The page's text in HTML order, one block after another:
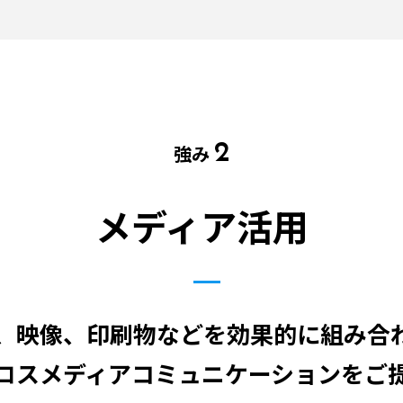
強み 2
メディア活用
映像、印刷物などを効果的に組み合
スメディアコミュニケーションをご